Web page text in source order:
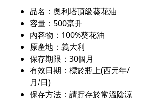
品名：奧利塔頂級葵花油
容量：500毫升
內容物：100%葵花油
原產地：義大利
保存期限：30個月
有效日期：標於瓶上(西元年/
月/日)
保存方法：請貯存於常溫陰涼